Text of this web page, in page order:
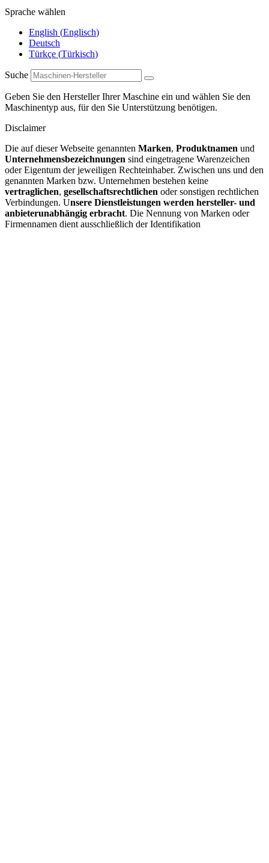
Sprache wählen
English (Englisch)
Deutsch
Türkçe (Türkisch)
Suche
Geben Sie den Hersteller Ihrer Maschine ein und wählen Sie den
Maschinentyp aus, für den Sie Unterstützung benötigen.
Disclaimer
Die auf dieser Webseite genannten Marken, Produktnamen und
Unternehmensbezeichnungen sind eingetragene Warenzeichen
oder Eigentum der jeweiligen Rechteinhaber. Zwischen uns und den
genannten Marken bzw. Unternehmen bestehen keine
vertraglichen, gesellschaftsrechtlichen oder sonstigen rechtlichen
Verbindungen. Unsere Dienstleistungen werden hersteller- und
anbieterunabhängig erbracht. Die Nennung von Marken oder
Firmennamen dient ausschließlich der Identifikation